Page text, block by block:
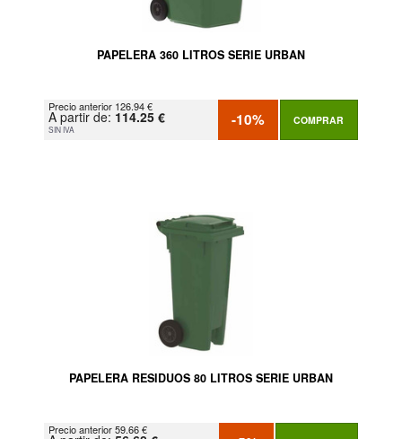
PAPELERA 360 LITROS SERIE URBAN
Precio anterior 126.94 €
A partir de: 114.25 €
SIN IVA -10% COMPRAR
PAPELERA RESIDUOS 80 LITROS SERIE URBAN
Precio anterior 59.66 €